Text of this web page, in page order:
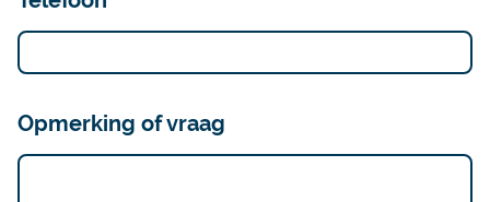
Opmerking of vraag